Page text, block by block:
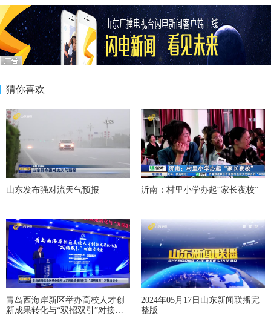
猜你喜欢
山东发布强对流天气预报 沂南：村里小学办起“家长夜校”
青岛西海岸新区举办高校人才创
新成果转化与“双招双引”对接洽
2024年05月17日山东新闻联播完
整版